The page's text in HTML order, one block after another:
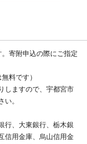
寄附申込の際にご指定
料です）
ますので、宇都宮市
い。
行、大東銀行、栃木銀
信用金庫、烏山信用金